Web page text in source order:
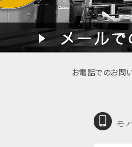
お電話でのお問
モ